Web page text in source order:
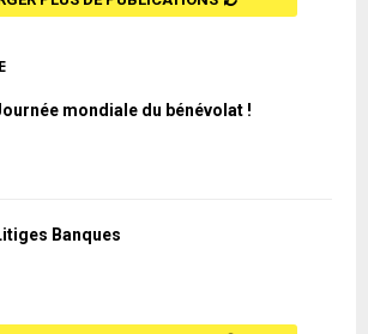
mondiale du bénévolat !
Banques